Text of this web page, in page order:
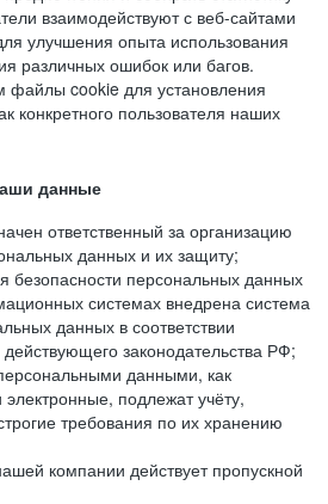
взаимодействуют с веб-сайтами
улучшения опыта использования
различных ошибок или багов.
файлы cookie для установления
конкретного пользователя наших
данные
ответственный за организацию
данных и их защиту;
безопасности персональных данных
системах внедрена система
данных в соответствии
законодательства РФ;
данными, как
подлежат учёту,
требования по их хранению
компании действует пропускной